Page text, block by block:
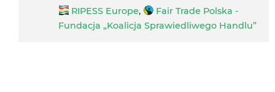
RIPESS Europe,
Fair Trade Polska -
Fundacja „Koalicja Sprawiedliwego Handlu”